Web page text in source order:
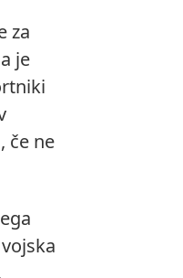
za
je
če ne